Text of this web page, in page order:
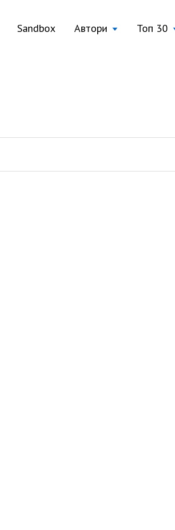
Sandbox Автори Топ 30